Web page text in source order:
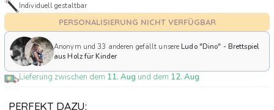
Individuell gestaltbar
Anonym und33 anderen gefällt unsere Ludo "Dino" - Brettspiel
aus Holz für Kinder
Lieferung zwischen dem 11. Aug und dem 12. Aug
PERFEKT DAZU: